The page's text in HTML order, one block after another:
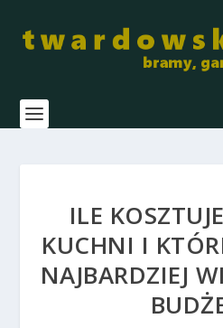
ILE
KUCHNI I
NAJBARDZIEJ